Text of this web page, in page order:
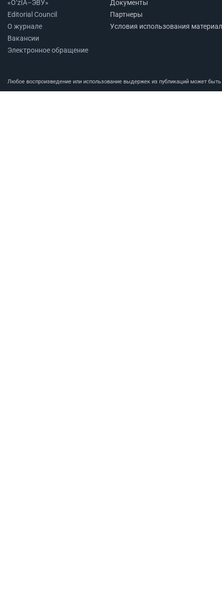
«O‘zIA–ЭВУ»
Editorial Council
О журнале
Вакансии
Электронное обращение
Документы
Партнеры
Условия использования
Любое воспроизведение или использование выдержек из публикаций может